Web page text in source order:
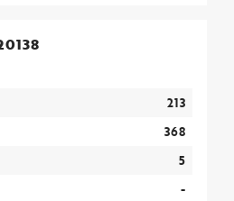
213
368
5
-